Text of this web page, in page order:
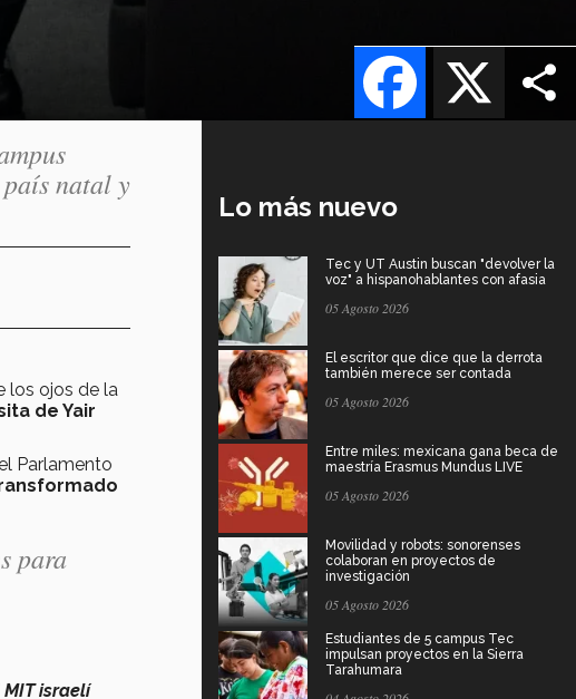
X
Facebook
natal y
los ojos de la
de Yair
Parlamento
para
israelí
Lo más nuevo
Tec y UT Austin buscan "devolver la
voz" a hispanohablantes con afasia
05 Agosto 2026
El escritor que dice que la derrota
también merece ser contada
05 Agosto 2026
Entre miles: mexicana gana beca de
maestría Erasmus Mundus LIVE
05 Agosto 2026
Movilidad y robots: sonorenses
colaboran en proyectos de
investigación
05 Agosto 2026
Estudiantes de 5 campus Tec
impulsan proyectos en la Sierra
Tarahumara